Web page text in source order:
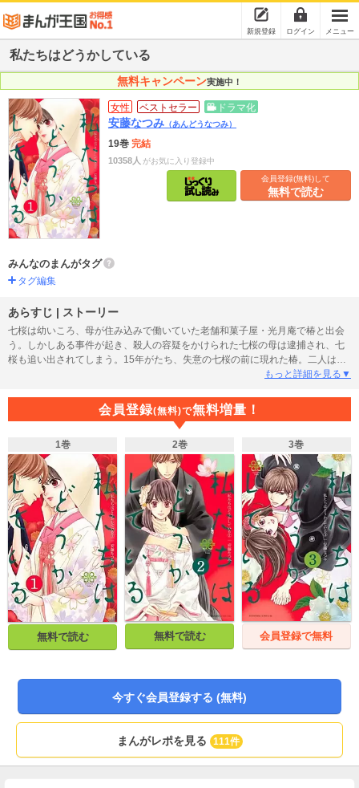
新規登録 ログイン メニュー
私たちはどうかしている
無料キャンペーン実施中！
女性 ベストセラー ドラマ化
安藤なつみ （あんどうなつみ）
19巻 完結
10358人 がお気に入り登録中
会員登録(無料)して
無料で読む
みんなのまんがタグ
タグ編集
あらすじ | ストーリー
七桜は幼いころ、母が住み込みで働いていた老舗和菓子屋・光月庵で椿と出会
う。しかしある事件が起き、殺人の容疑をかけられた七桜の母は逮捕され、七
桜も追い出されてしまう。15年がたち、失意の七桜の前に現れた椿。二人は和
菓子の腕を競って対決することに。七桜の人生を狂わせた椿。その憎い椿は、
は気づいていない椿。思いもよらない言葉に七桜は!?
もっと詳細を見る▼
会員登録(無料)で無料増量！
1巻
無料で読む
2巻
無料で読む
3巻
会員登録で無料
今すぐ会員登録する (無料)
まんがレポを見る 111件